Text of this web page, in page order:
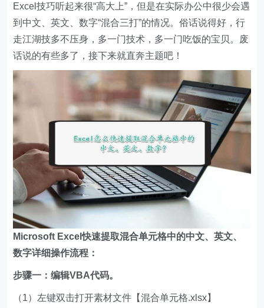
Excel技巧听起来很“高大上”，但是在实际办公中很少会遇
到中文、英文、数字“混合三打”的情况。俗话说得好，行
走江湖技多不压身，多一门技术，多一门吃饭的宝贝。废
话说的有些多了，接下来就直奔主题吧！
Microsoft Excel快速提取混合单元格中的中文、英文、
数字详细操作流程：
步骤一：编辑VBA代码。
（1）左键双击打开素材文件【混合单元格.xlsx】